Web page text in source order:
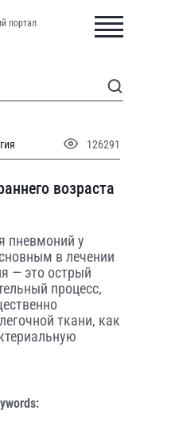
портал
126291
возраста
пневмоний у
в лечении
— это острый
процесс,
ткани, как